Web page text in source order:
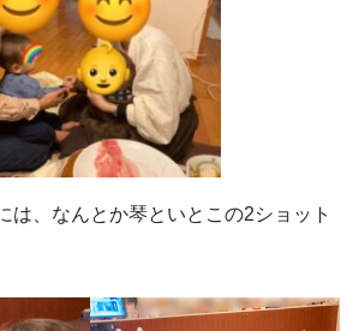
は、なんとか琴といとこの2ショット